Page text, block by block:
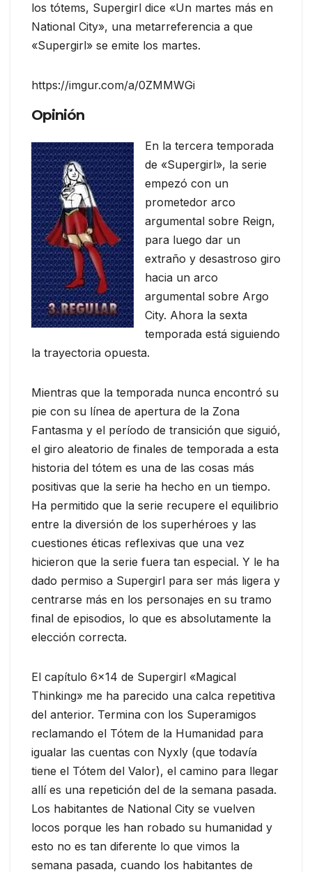
los tótems, Supergirl dice «Un martes más en
National City», una metarreferencia a que
«Supergirl» se emite los martes.
https://imgur.com/a/0ZMMWGi
Opinión
En la tercera temporada
de «Supergirl», la serie
empezó con un
prometedor arco
argumental sobre Reign,
para luego dar un
extraño y desastroso giro
hacia un arco
argumental sobre Argo
City. Ahora la sexta
temporada está siguiendo
la trayectoria opuesta.
Mientras que la temporada nunca encontró su
pie con su línea de apertura de la Zona
Fantasma y el período de transición que siguió,
el giro aleatorio de finales de temporada a esta
historia del tótem es una de las cosas más
positivas que la serie ha hecho en un tiempo.
Ha permitido que la serie recupere el equilibrio
entre la diversión de los superhéroes y las
cuestiones éticas reflexivas que una vez
hicieron que la serie fuera tan especial. Y le ha
dado permiso a Supergirl para ser más ligera y
centrarse más en los personajes en su tramo
final de episodios, lo que es absolutamente la
elección correcta.
El capítulo 6×14 de Supergirl «Magical
Thinking» me ha parecido una calca repetitiva
del anterior. Termina con los Superamigos
reclamando el Tótem de la Humanidad para
igualar las cuentas con Nyxly (que todavía
tiene el Tótem del Valor), el camino para llegar
allí es una repetición del de la semana pasada.
Los habitantes de National City se vuelven
locos porque les han robado su humanidad y
esto no es tan diferente lo que vimos la
semana pasada, cuando los habitantes de